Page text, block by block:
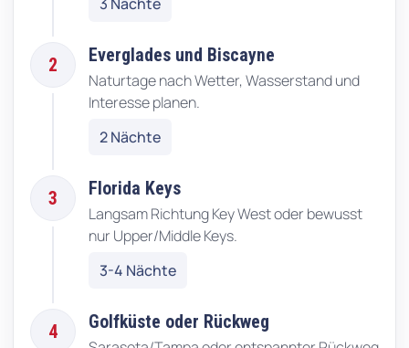
2 Everglades und Biscayne
Naturtage nach Wetter, Wasserstand und
Interesse planen.
2 Nächte
3 Florida Keys
Langsam Richtung Key West oder bewusst
nur Upper/Middle Keys.
3-4 Nächte
4 Golfküste oder Rückweg